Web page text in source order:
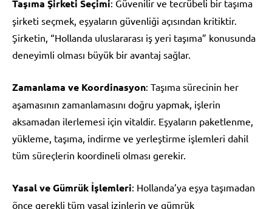
Taşıma Şirketi Seçimi: Güvenilir ve tecrübeli bir taşıma
şirketi seçmek, eşyaların güvenliği açısından kritiktir.
Şirketin, “Hollanda uluslararası iş yeri taşıma” konusunda
deneyimli olması büyük bir avantaj sağlar.
Zamanlama ve Koordinasyon: Taşıma sürecinin her
aşamasının zamanlamasını doğru yapmak, işlerin
aksamadan ilerlemesi için vitaldir. Eşyaların paketlenme,
yükleme, taşıma, indirme ve yerleştirme işlemleri dahil
tüm süreçlerin koordineli olması gerekir.
Yasal ve Gümrük İşlemleri: Hollanda’ya eşya taşımadan
önce gerekli tüm yasal izinlerin ve gümrük